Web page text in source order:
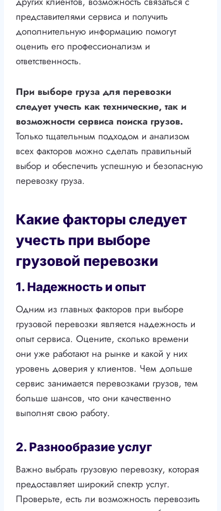
представителями сервиса и получить
дополнительную информацию помогут
оценить его профессионализм и
ответственность.
При выборе груза для перевозки
следует учесть как технические, так и
возможности сервиса поиска грузов.
Только тщательным подходом и анализом
всех факторов можно сделать правильный
выбор и обеспечить успешную и безопасную
перевозку груза.
Какие факторы следует
учесть при выборе
грузовой перевозки
1. Надежность и опыт
Одним из главных факторов при выборе
грузовой перевозки является надежность и
опыт сервиса. Оцените, сколько времени
они уже работают на рынке и какой у них
уровень доверия у клиентов. Чем дольше
сервис занимается перевозками грузов, тем
больше шансов, что они качественно
выполнят свою работу.
2. Разнообразие услуг
Важно выбрать грузовую перевозку, которая
предоставляет широкий спектр услуг.
Проверьте, есть ли возможность перевозить